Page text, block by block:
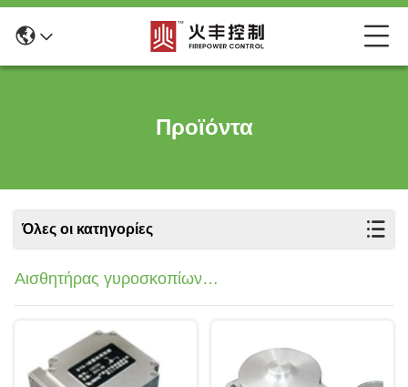
Προϊόντα
Όλες οι κατηγορίες
Αισθητήρας γυροσκοπίων
επιταχυμέτρων